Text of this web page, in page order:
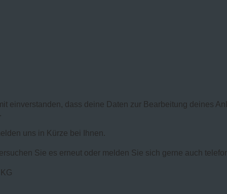
einverstanden, dass deine Daten zur Bearbeitung deines
uns in Kürze bei Ihnen.
Sie es erneut oder melden Sie sich gerne auch